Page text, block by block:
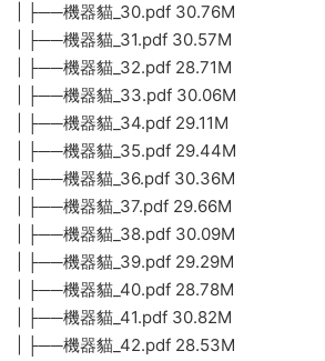
| ├──機器貓_30.pdf 30.76M
| ├──機器貓_31.pdf 30.57M
| ├──機器貓_32.pdf 28.71M
| ├──機器貓_33.pdf 30.06M
| ├──機器貓_34.pdf 29.11M
| ├──機器貓_35.pdf 29.44M
| ├──機器貓_36.pdf 30.36M
| ├──機器貓_37.pdf 29.66M
| ├──機器貓_38.pdf 30.09M
| ├──機器貓_39.pdf 29.29M
| ├──機器貓_40.pdf 28.78M
| ├──機器貓_41.pdf 30.82M
| ├──機器貓_42.pdf 28.53M